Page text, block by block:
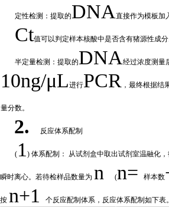
定性检测：提取的DNA直接作为模板加
Ct值可以判定样本核酸中是否含有猪源性成分
半定量检测：提取的DNA经过浓度测量
10ng/μL进行PCR，最终根据结
量分数。
2. 反应体系配制
(1 ) 体系配制： 从试剂盒中取出试剂室温融化，
瞬时离心。若待检样品数量为 n(n=样本数
按n+1个反应配制体系，反应体系配制如下表。